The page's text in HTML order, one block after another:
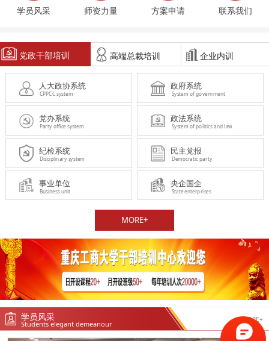
学员风采 师资力量 方案申请 联系我们
党政干部培训 高端总裁培训 企业内训
人大政协系统
CPPCC system
政府系统
System of government
党办系统
Party office system
政法系统
System of politics and law
纪检系统
Disciplinary system
民主党报
Democratic party
事业单位
Business unit
央企国企
State enterprises
MORE+
学员风采
Students elegant demeanour
MORE+